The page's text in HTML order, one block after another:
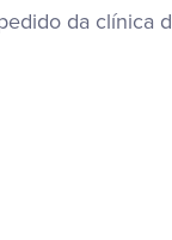
da clínica